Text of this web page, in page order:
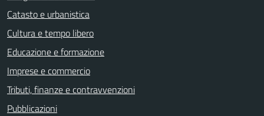
Catasto e urbanistica
Cultura e tempo libero
Educazione e formazione
Imprese e commercio
Tributi, finanze e contravvenzioni
Pubblicazioni